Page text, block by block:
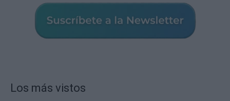
Los más vistos